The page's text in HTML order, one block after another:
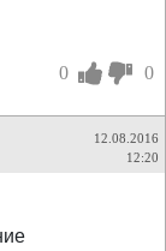
0 0
12.08.2016
12:20